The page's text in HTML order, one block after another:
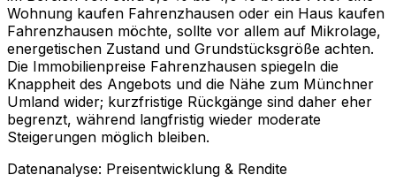
Wohnung kaufen Fahrenzhausen oder ein Haus kaufen
Fahrenzhausen möchte, sollte vor allem auf Mikrolage,
energetischen Zustand und Grundstücksgröße achten.
Die Immobilienpreise Fahrenzhausen spiegeln die
Knappheit des Angebots und die Nähe zum Münchner
Umland wider; kurzfristige Rückgänge sind daher eher
begrenzt, während langfristig wieder moderate
Steigerungen möglich bleiben.
Datenanalyse: Preisentwicklung & Rendite